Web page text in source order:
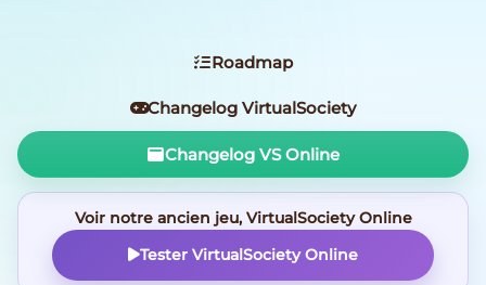
Roadmap
Changelog VirtualSociety
Changelog VS Online
Voir notre ancien jeu, VirtualSociety Online
Tester VirtualSociety Online